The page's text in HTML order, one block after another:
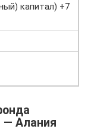
капитал) +7
— Алания